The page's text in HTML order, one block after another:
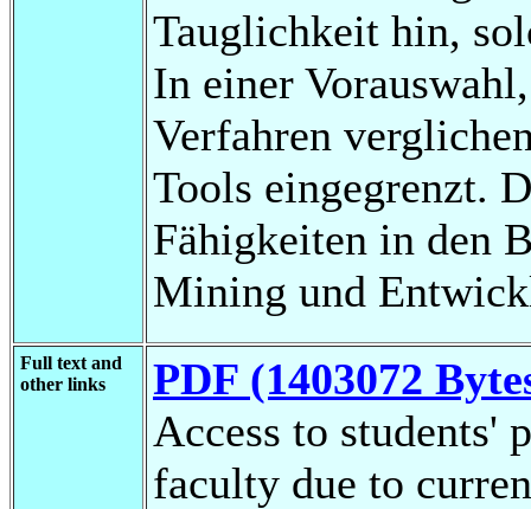
Tauglichkeit hin,
In einer
Verfahren
Tools eingegrenzt.
Fähigkeiten in den
Mining und
Full text and
other links
PDF (1403072
Access to students'
faculty due to